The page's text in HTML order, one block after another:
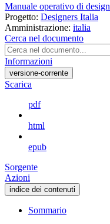
Manuale operativo di design
Progetto: Designers Italia
Amministrazione: italia
Cerca nel documento
Informazioni
versione-corrente
Scarica
pdf
html
epub
Sorgente
Azioni
indice dei contenuti
Sommario